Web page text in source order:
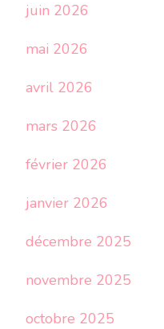
juin 2026
mai 2026
avril 2026
mars 2026
février 2026
janvier 2026
décembre 2025
novembre 2025
octobre 2025